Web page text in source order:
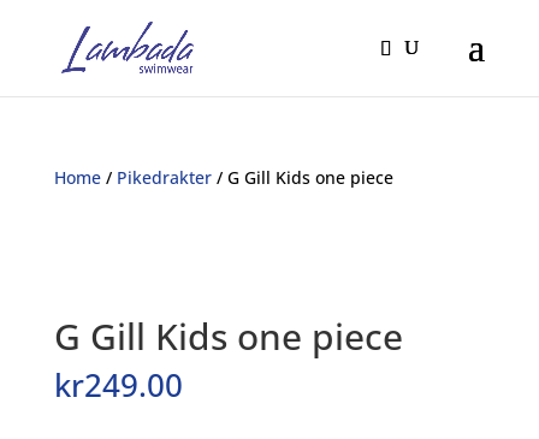
Home/ Pikedrakter/ G Gill Kids one piece
G Gill Kids one piece
kr249.00